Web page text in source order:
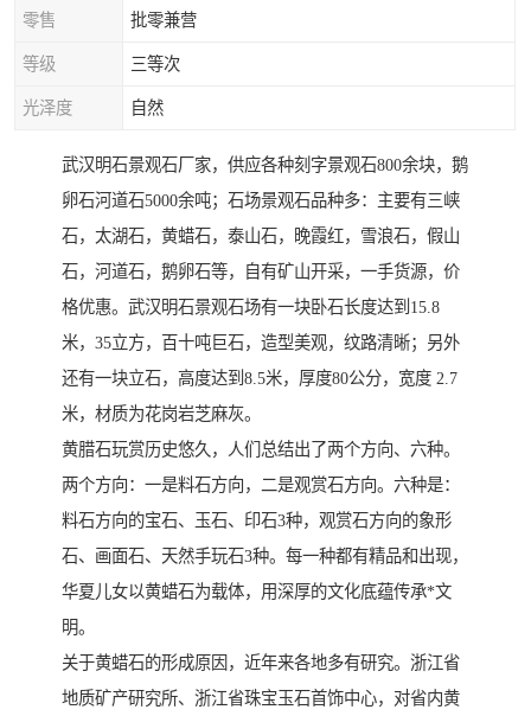
零售 批零兼营
等级 三等次
光泽度 自然
武汉明石景观石厂家，供应各种刻字景观石800余块，鹅
卵石河道石5000余吨；石场景观石品种多：主要有三峡
石，太湖石，黄蜡石，泰山石，晚霞红，雪浪石，假山
石，河道石，鹅卵石等，自有矿山开采，一手货源，价
格优惠。武汉明石景观石场有一块卧石长度达到15.8
米，35立方，百十吨巨石，造型美观，纹路清晰；另外
还有一块立石，高度达到8.5米，厚度80公分，宽度 2.7
米，材质为花岗岩芝麻灰。
黄腊石玩赏历史悠久，人们总结出了两个方向、六种。
两个方向：一是料石方向，二是观赏石方向。六种是：
料石方向的宝石、玉石、印石3种，观赏石方向的象形
石、画面石、天然手玩石3种。每一种都有精品和出现，
华夏儿女以黄蜡石为载体，用深厚的文化底蕴传承*文
明。
关于黄蜡石的形成原因，近年来各地多有研究。浙江省
地质矿产研究所、浙江省珠宝玉石首饰中心，对省内黄